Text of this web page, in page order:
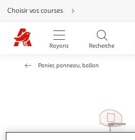
Aller
directement
au
contenu
Aller
directement
Aller
Choisir vos courses
Rayons Recherche
Panier, panneau, ballon